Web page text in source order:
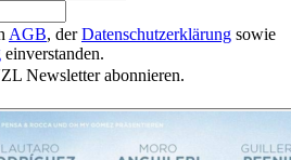
AGB, derDatenschutzerklärung sowie
einverstanden.
Newsletter abonnieren.